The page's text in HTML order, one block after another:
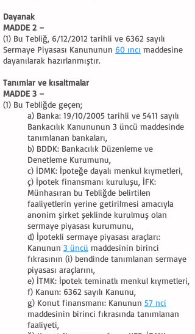
Dayanak
MADDE 2 –
(1) Bu Tebliğ, 6/12/2012 tarihli ve 6362 sayılı
Sermaye Piyasası Kanununun 60 ıncı maddesine
dayanılarak hazırlanmıştır.
Tanımlar ve kısaltmalar
MADDE 3 –
(1) Bu Tebliğde geçen;
a) Banka: 19/10/2005 tarihli ve 5411 sayılı
Bankacılık Kanununun 3 üncü maddesinde
tanımlanan bankaları,
b) BDDK: Bankacılık Düzenleme ve
Denetleme Kurumunu,
c) İDMK: İpoteğe dayalı menkul kıymetleri,
ç) İpotek finansmanı kuruluşu, İFK:
Münhasıran bu Tebliğde belirtilen
faaliyetlerin yerine getirilmesi amacıyla
anonim şirket şeklinde kurulmuş olan
sermaye piyasası kurumunu,
d) İpotekli sermaye piyasası araçları:
Kanunun 3 üncü maddesinin birinci
fıkrasının (i) bendinde tanımlanan sermaye
piyasası araçlarını,
e) İTMK: İpotek teminatlı menkul kıymetleri,
f) Kanun: 6362 sayılı Kanunu,
g) Konut finansmanı: Kanunun 57 nci
maddesinin birinci fıkrasında tanımlanan
faaliyeti,